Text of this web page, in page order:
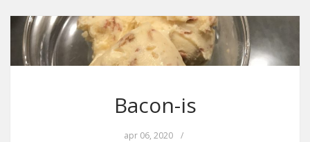
Bacon-is
apr 06, 2020 /